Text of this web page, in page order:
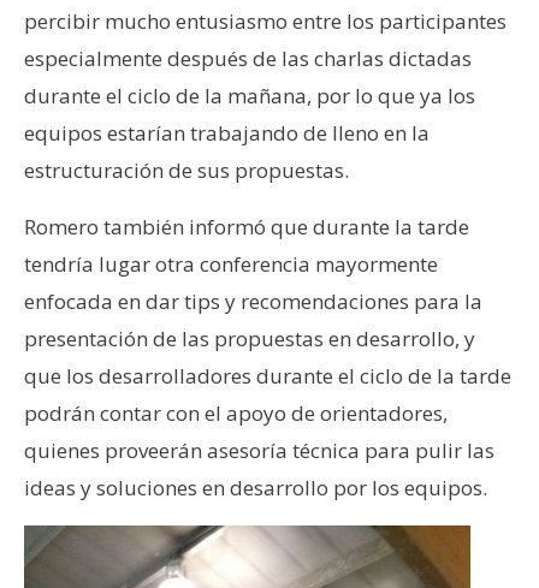
percibir mucho entusiasmo entre los participantes
especialmente después de las charlas dictadas
durante el ciclo de la mañana, por lo que ya los
equipos estarían trabajando de lleno en la
estructuración de sus propuestas.
Romero también informó que durante la tarde
tendría lugar otra conferencia mayormente
enfocada en dar tips y recomendaciones para la
presentación de las propuestas en desarrollo, y
que los desarrolladores durante el ciclo de la tarde
podrán contar con el apoyo de orientadores,
quienes proveerán asesoría técnica para pulir las
ideas y soluciones en desarrollo por los equipos.